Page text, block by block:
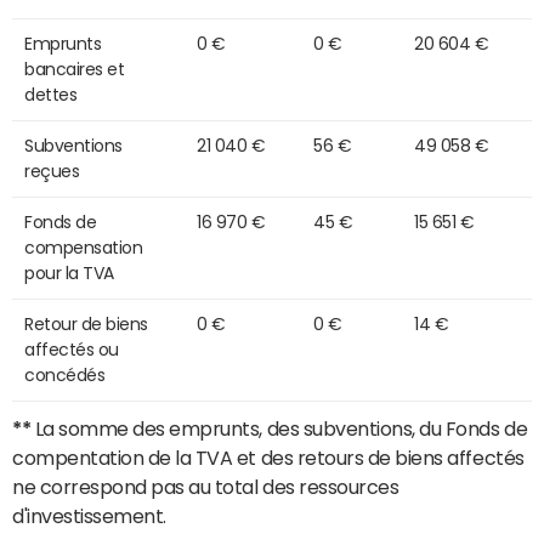
Emprunts
bancaires et
dettes
0 € 0 € 20 604 €
Subventions
reçues
21 040 € 56 € 49 058 €
Fonds de
compensation
pour la TVA
16 970 € 45 € 15 651 €
Retour de biens
affectés ou
concédés
0 € 0 € 14 €
** La somme des emprunts, des subventions, du Fonds de
compentation de la TVA et des retours de biens affectés
ne correspond pas au total des ressources
d'investissement.